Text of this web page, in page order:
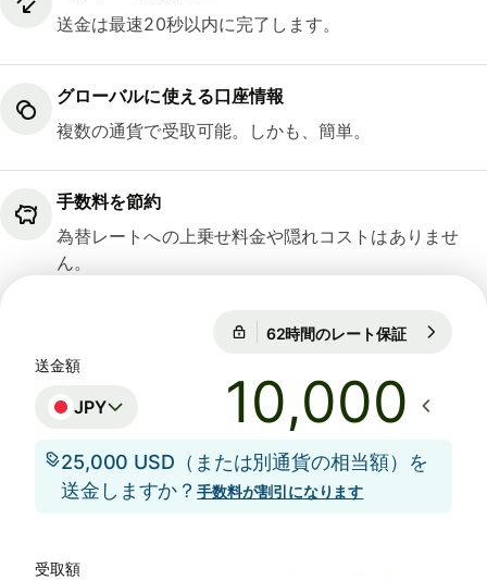
送金は最速20秒以内に完了します。
グローバルに使える口座情報
複数の通貨で受取可能。しかも、簡単。
手数料を節約
為替レートへの上乗せ料金や隠れコストはありませ
ん。
62時間のレート保証
送金額
JPY
25,000 USD（または別通貨の相当額）を
送金しますか？手数料が割引になります
受取額